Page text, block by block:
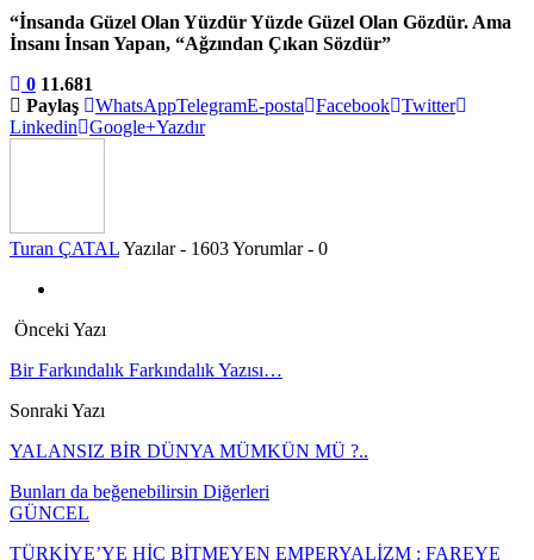
“İnsanda Güzel Olan Yüzdür Yüzde Güzel Olan Gözdür. Ama
İnsanı İnsan Yapan, “Ağzından Çıkan Sözdür”
0 11.681
Paylaş
WhatsAppTelegramE-posta Facebook Twitter
Linkedin
Google+Yazdır
Turan ÇATALYazılar - 1603Yorumlar - 0
Önceki Yazı
Bir Farkındalık Farkındalık Yazısı…
Sonraki Yazı
YALANSIZ BİR DÜNYA MÜMKÜN MÜ ?..
Bunları da beğenebilirsin Diğerleri
GÜNCEL
TÜRKİYE’YE HİÇ BİTMEYEN EMPERYALİZM : FAREYE